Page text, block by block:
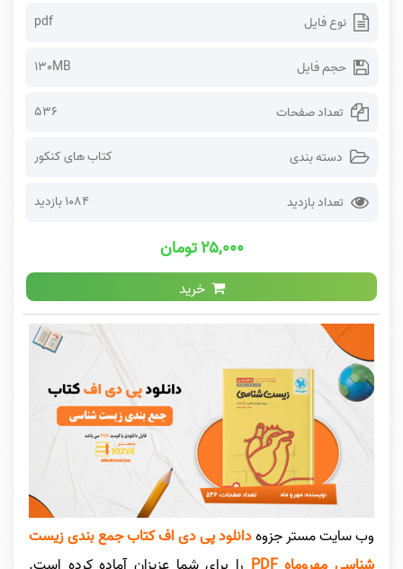
نوع فایل pdf
حجم فایل 130MB
تعداد صفحات 536
دسته بندی کتاب های کنکور
تعداد بازدید 1084 بازدید
۲۵,۰۰۰ تومان
خرید
وب سایت مستر جزوهدانلود پی دی اف کتاب جمع بندی زیست